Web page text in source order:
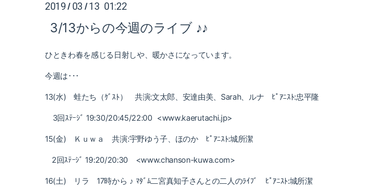
2019 / 03 / 13 01:22
3/13からの今週のライブ ♪♪
ひときわ春を感じる日射しや、暖かさになっています。
今週は･･･
13(水) 蛙たち（ｹﾞｽﾄ） 共演:文太郎、安達由美、Sarah、ルナ ﾋﾟｱﾆｽﾄ:忠平隆
3回ｽﾃｰｼﾞ 19:30/20:45/22:00 <www.kaerutachi.jp>
15(金) Ｋｕｗａ 共演:宇野ゆう子、ほのか ﾋﾟｱﾆｽﾄ:城所潔
2回ｽﾃｰｼﾞ 19:20/20:30 <www.chanson-kuwa.com>
16(土) リラ 17時から ♪ ﾏﾀﾞﾑ二宮真知子さんとの二人のﾗｲﾌﾞ ﾋﾟｱﾆｽﾄ:城所潔